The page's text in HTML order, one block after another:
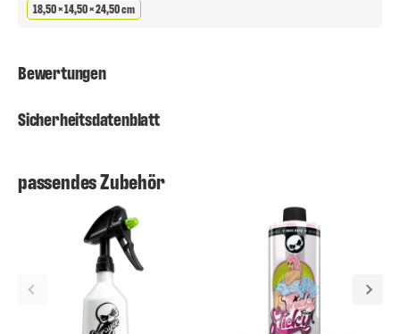
18,50 × 14,50 × 24,50 cm
Bewertungen
Sicherheitsdatenblatt
passendes Zubehör